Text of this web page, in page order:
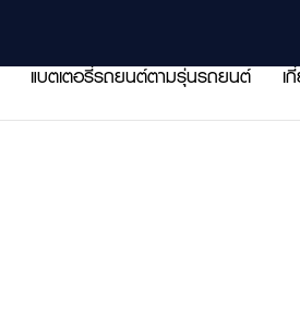
แบตเตอรี่รถยนต์ตามรุ่นรถยนต์ เ